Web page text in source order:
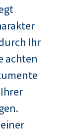
Ihr
achten